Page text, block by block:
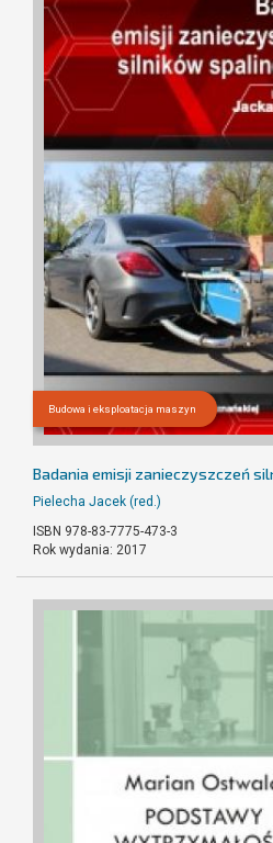
Budowa i eksploatacja maszyn
Badania emisji zanieczyszczeń
Pielecha Jacek (red.)
ISBN 978-83-7775-473-3
Rok wydania: 2017